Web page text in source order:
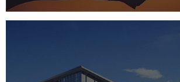
国家会议中心